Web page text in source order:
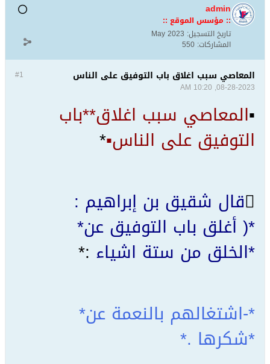
admin
:: مؤسس الموقع ::
تاريخ التسجيل: May 2023
المشاركات: 550
#1 المعاصي ﺳﺒﺐ ﺍﻏﻼﻕ ﺑﺎﺏ ﺍﻟﺘﻮﻓﻴﻖ ﻋﻠﻰ ﺍﻟﻨﺎﺱ
08-28-2023, 10:20 AM
▪المعاصي ﺳﺒﺐ ﺍﻏﻼﻕ**ﺑﺎﺏ
ﺍﻟﺘﻮﻓﻴﻖ ﻋﻠﻰ ﺍﻟﻨﺎﺱ▪*
ﻗﺎﻝ ﺷﻘﻴﻖ ﺑﻦ ﺇﺑﺮﺍﻫﻴﻢ :
*( ﺃﻏﻠﻖ ﺑﺎﺏ ﺍﻟﺘﻮﻓﻴﻖ ﻋﻦ*
*ﺍﻟﺨﻠﻖ ﻣﻦ ﺳﺘﺔ ﺍﺷﻴﺎﺀ :*
*-ﺍﺷﺘﻐﺎﻟﻬﻢ ﺑﺎﻟﻨﻌﻤﺔ ﻋﻦ*
*ﺷﻜﺮﻫﺎ .*